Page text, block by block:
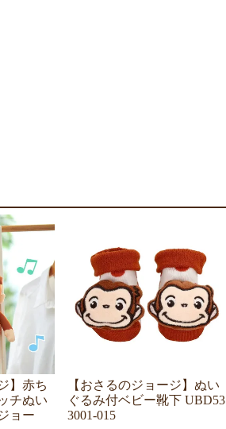
】赤ち
チぬい
ョー
【おさるのジョージ】ぬい
ぐるみ付ベビー靴下 UBD53
3001-015